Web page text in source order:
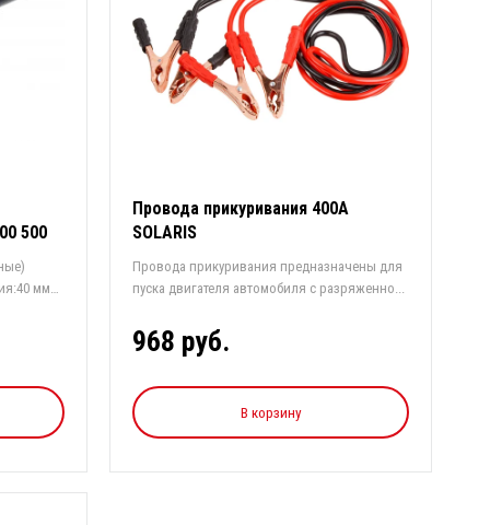
500
мм
Провода прикуривания 400А
SOLARIS
Провода прикуривания предназначены для
пуска двигателя автомобиля с разряженно...
968 руб.
В корзину